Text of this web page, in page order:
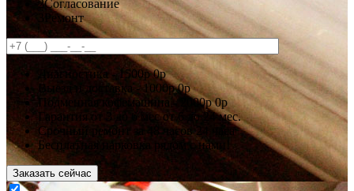
2Согласование
3 Ремонт
Диагностика - 1500р0р
Выезд и доставка -1000р0р
Подменная кофемашина -
2000р0р
Гарантия от 3 до 6 месот 6 до 24 мес.
Срочный ремонт за 48 часов 24 часа
Бесплатная парковка рядом с нами!
Заказать сейчас